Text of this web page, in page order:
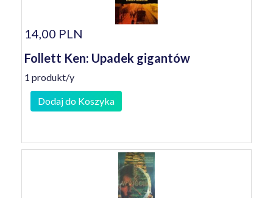
14,00 PLN
Follett Ken: Upadek gigantów
1 produkt/y
Dodaj do Koszyka